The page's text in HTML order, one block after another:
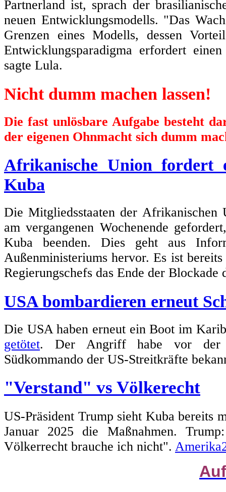
Partnerland ist, sprach der
neuen Entwicklungsmodells. "Das
Grenzen eines Modells, dessen
Entwicklungsparadigma erfordert
sagte Lula.
Nicht dumm machen lassen!
Die fast unlösbare Aufgabe besteht
der eigenen Ohnmacht sich dumm
Afrikanische Union fordert
Kuba
Die Mitgliedsstaaten der
am vergangenen Wochenende
Kuba beenden. Dies geht aus
Außenministeriums hervor. Es ist
Regierungschefs das Ende der
USA bombardieren erneut
Die USA haben erneut ein Boot im
getötet. Der Angriff habe vor der
Südkommando der US-Streitkräfte
"Verstand" vs Völkerecht
US-Präsident Trump sieht Kuba bereits
Januar 2025 die Maßnahmen.
Völkerrecht brauche ich nicht".